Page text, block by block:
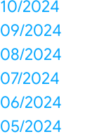
10/2024
09/2024
08/2024
07/2024
06/2024
05/2024